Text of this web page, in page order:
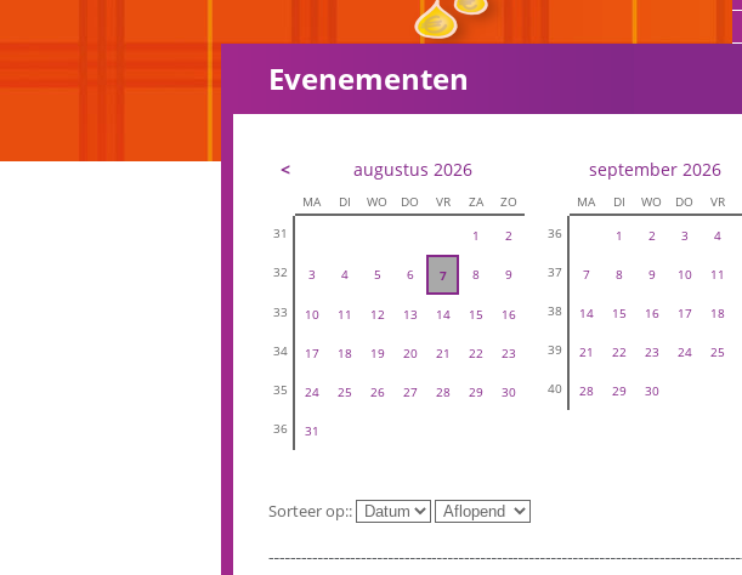
Evenementen
< augustus 2026
MA DI WO DO VR ZA
ZO
31
1 2
32 3 4 5 6 7 8 9
33 10 11 12 13 14 15 16
34 17 18 19 20 21 22 23
35 24 25 26 27 28 29 30
36 31
september 2026
MA DI WO DO VR
36
1 2 3 4
37 7 8 9 10 11
38 14 15 16 17 18
39 21 22 23 24 25
40 28 29 30
Sorteer op::